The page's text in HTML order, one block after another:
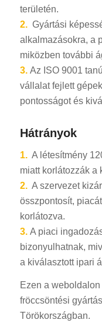
területén.
2.Gyártási
alkalmazásokra, a
miközben további
3.Az ISO 9001
vállalat fejlett
pontosságot és
Hátrányok
1.A létesítmény
miatt korlátozzák a
2.A szervezet
összpontosít,
korlátozva.
3.A piaci
bizonyulhatnak,
a kiválasztott ipari
Ezen a
fröccsöntési
Törökországban.